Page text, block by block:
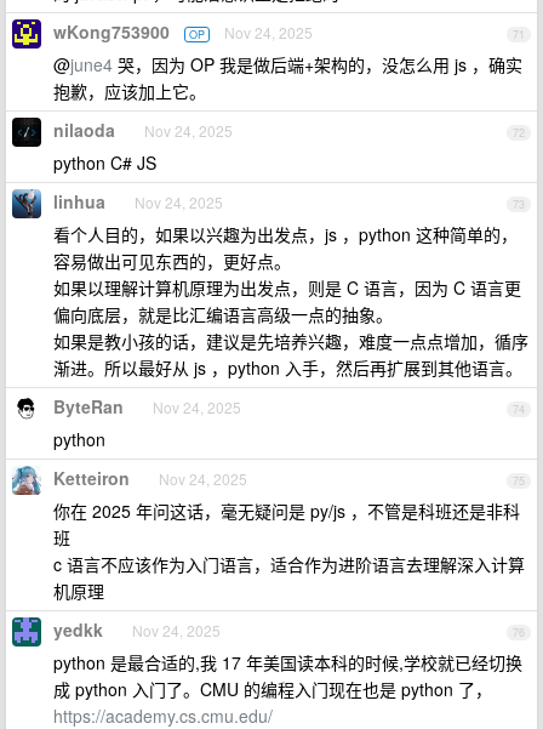
71
wKong753900 OP Nov 24, 2025
@june4 哭，因为 OP 我是做后端+架构的，没怎么用 js ，确实
抱歉，应该加上它。
72
nilaoda Nov 24, 2025
python C# JS
73
linhua Nov 24, 2025
看个人目的，如果以兴趣为出发点，js ，python 这种简单的，
容易做出可见东西的，更好点。
如果以理解计算机原理为出发点，则是 C 语言，因为 C 语言更
偏向底层，就是比汇编语言高级一点的抽象。
如果是教小孩的话，建议是先培养兴趣，难度一点点增加，循序
渐进。所以最好从 js ，python 入手，然后再扩展到其他语言。
74
ByteRan Nov 24, 2025
python
75
Ketteiron Nov 24, 2025
你在 2025 年问这话，毫无疑问是 py/js ，不管是科班还是非科
班
c 语言不应该作为入门语言，适合作为进阶语言去理解深入计算
机原理
76
yedkk Nov 24, 2025
python 是最合适的,我 17 年美国读本科的时候,学校就已经切换
成 python 入门了。CMU 的编程入门现在也是 python 了，
https://academy.cs.cmu.edu/